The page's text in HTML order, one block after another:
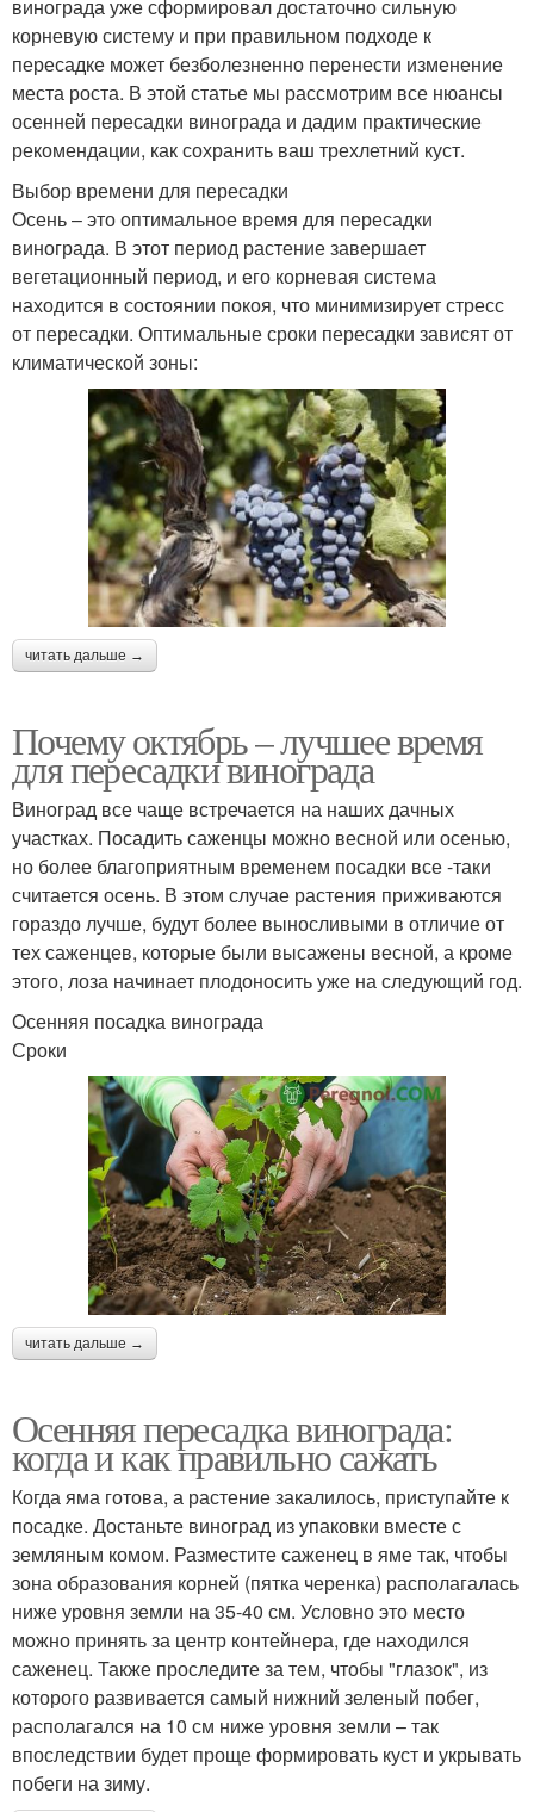
винограда уже сформировал достаточно сильную
корневую систему и при правильном подходе к
пересадке может безболезненно перенести изменение
места роста. В этой статье мы рассмотрим все нюансы
осенней пересадки винограда и дадим практические
рекомендации, как сохранить ваш трехлетний куст.
Выбор времени для пересадки
Осень – это оптимальное время для пересадки
винограда. В этот период растение завершает
вегетационный период, и его корневая система
находится в состоянии покоя, что минимизирует стресс
от пересадки. Оптимальные сроки пересадки зависят от
климатической зоны:
читать дальше →
Почему октябрь – лучшее время
для пересадки винограда
Виноград все чаще встречается на наших дачных
участках. Посадить саженцы можно весной или осенью,
но более благоприятным временем посадки все -таки
считается осень. В этом случае растения приживаются
гораздо лучше, будут более выносливыми в отличие от
тех саженцев, которые были высажены весной, а кроме
этого, лоза начинает плодоносить уже на следующий год.
Осенняя посадка винограда
Сроки
читать дальше →
Осенняя пересадка винограда:
когда и как правильно сажать
Когда яма готова, а растение закалилось, приступайте к
посадке. Достаньте виноград из упаковки вместе с
земляным комом. Разместите саженец в яме так, чтобы
зона образования корней (пятка черенка) располагалась
ниже уровня земли на 35-40 см. Условно это место
можно принять за центр контейнера, где находился
саженец. Также проследите за тем, чтобы "глазок", из
которого развивается самый нижний зеленый побег,
располагался на 10 см ниже уровня земли – так
впоследствии будет проще формировать куст и укрывать
побеги на зиму.